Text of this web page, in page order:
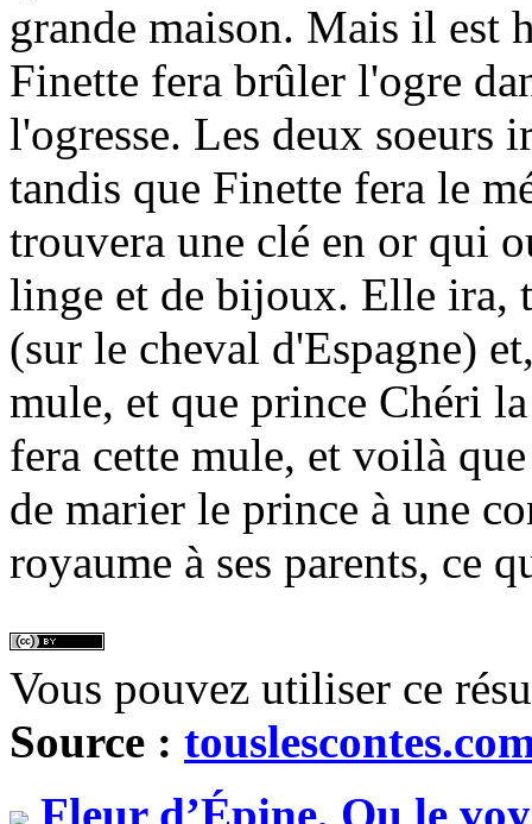
grande maison. Mais il est
Finette fera brûler l'ogre
l'ogresse. Les deux soeurs
tandis que Finette fera le
trouvera une clé en or qui
linge et de bijoux. Elle ira,
(sur le cheval d'Espagne)
mule, et que prince Chéri
fera cette mule, et voilà
de marier le prince à une
royaume à ses parents, ce
Vous pouvez utiliser ce
Source :